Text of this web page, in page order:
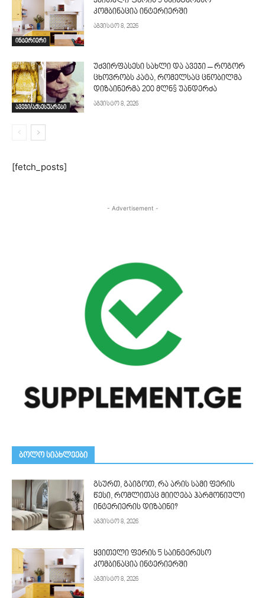
ინტერიერი
კომბინაცია ინტერიერში
აგვისტო 8, 2026
ავეჯი/აქსესუარები
უძვირფასესი სახლი და ავეჯი – როგორ
ცხოვრობს კატა, რომელსაც ცნობილმა
დიზაინერმა 200 მლნ$ უანდერძა
აგვისტო 8, 2026
[fetch_posts]
- Advertisement -
ᲑᲝᲚᲝ ᲡᲘᲐᲮᲚᲔᲔᲑᲘ
გსურთ, გაიგოთ, რა არის სამი ფერის
წესი, რომლითაც მიიღება ჰარმონიული
ინტერიერის დიზაინი?
აგვისტო 8, 2026
ყვითელი ფერის 5 საინტერესო
კომბინაცია ინტერიერში
აგვისტო 8, 2026